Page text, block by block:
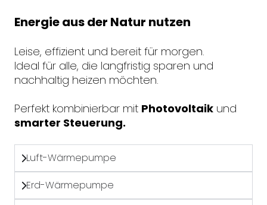
Energie aus der Natur nutzen
Leise, effizient und bereit für morgen.
Ideal für alle, die langfristig sparen und
nachhaltig heizen möchten.
Perfekt kombinierbar mit Photovoltaik und
smarter Steuerung.
Luft-Wärmepumpe
Erd-Wärmepumpe